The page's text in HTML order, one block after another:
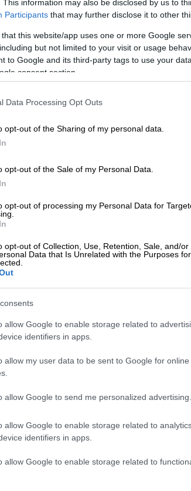
This information may also be disclosed by us to
Participants that may further disclose it to other
that this website/app uses one or more Google
but not limited to your visit or usage
to Google and its third-party tags to use your
consent section.
Data Processing Opt Outs
opt-out of the Sharing of my personal data.
opt-out of the Sale of my Personal Data.
opt-out of processing my Personal Data for
opt-out of Collection, Use, Retention, Sale, and/or
Data that Is Unrelated with the Purposes
allow Google to enable storage related to
identifiers in apps.
allow my user data to be sent to Google for
allow Google to send me personalized advertising.
allow Google to enable storage related to
identifiers in apps.
allow Google to enable storage related to
πτυχία-μαϊμού από 17
η Μαριέττα Γιαννάκου,
δεν είναι μόνο ελληνικό, αλλά
ανενόχλητοι
αμοιβής έγραφαν διατριβές,
εργασιών αναπτύχθηκε
στο Google τις
για διατριβή» θα
να περιγράφονται αδρά
της πτυχιακής
μέχρι την ολοκλήρωση της
εκπροσώπων του παραεμπορίου
υποστήριξη. Όλοι γνωρίζουν,
επιστρατεύονται και
των …επιτήδειων. Το
μπορεί να
και να φτάσει το τετραψήφιο
διεθνώς και τι
εργασιών έχει μεγάλη
στις ΗΠΑ το ποσοστό των
οκταπλασιαστεί τα τελευταία